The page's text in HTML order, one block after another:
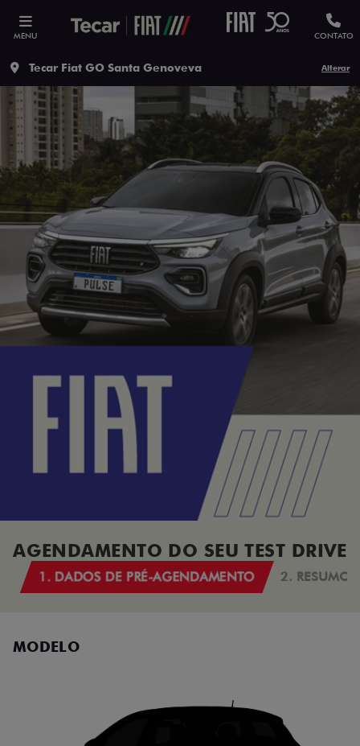
MENU CONTATO
Tecar Fiat GO Santa Genoveva Alterar
AGENDAMENTO DO SEU TEST DRIVE
1. DADOS DE PRÉ-AGENDAMENTO 2. RESUMO
MODELO